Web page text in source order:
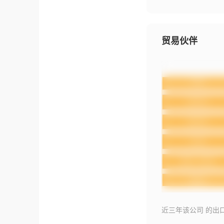
贸易伙伴
近三年该公司 的出